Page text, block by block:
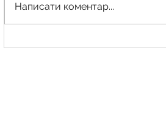
Написати коментар...